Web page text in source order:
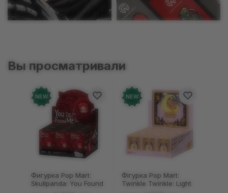
Вы просматривали
NEW
Фигурка Pop Mart:
Skullpanda: You Found
NEW
Фігурка Pop Mart:
Twinkle Twinkle: Light